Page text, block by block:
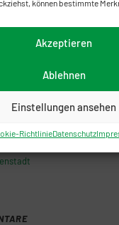
können bestimmte
Akzeptieren
Ablehnen
Einstellungen ansehen
RichtlinieDatenschutz
Merseburg
29. Mai 2017
für kontrollierte